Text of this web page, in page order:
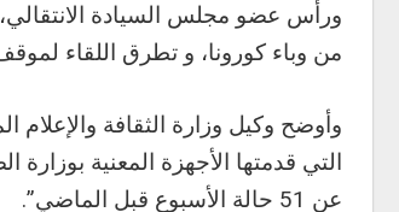
ورأس عضو مجلس السيادة الانتقالي،
من وباء كورونا، و تطرق اللقاء
وأوضح وكيل وزارة الثقافة والإعلام
عن 51 حالة الأسبوع قبل الماضي”.